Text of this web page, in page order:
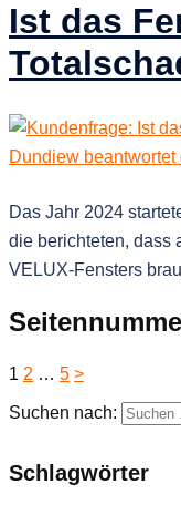
Ist das
Das Jahr 2024
die berichteten, dass
VELUX-Fensters
1 2 … 5 >
Suchen nach:
Schlagwörter